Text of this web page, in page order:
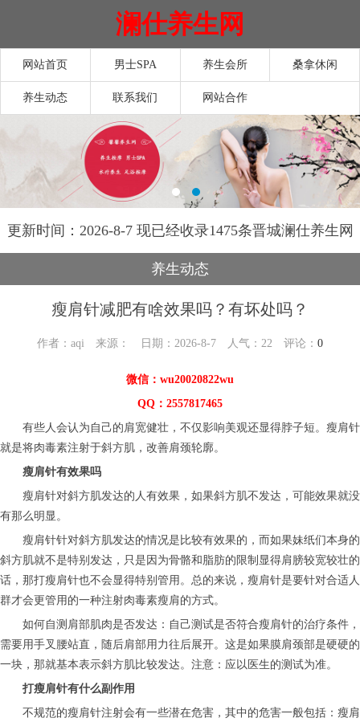
澜仕养生网
网站首页 男士SPA 养生会所 桑拿休闲
养生动态 联系我们 网站合作
更新时间：2026-8-7 现已经收录1475条晋城澜仕养生网
信息
养生动态
瘦肩针减肥有啥效果吗？有坏处吗？
作者：aqi 来源： 日期：2026-8-7 人气： 22 评论： 0
微信：wu20020822wu
QQ：2557817465
有些人会认为自己的肩宽健壮，不仅影响美观还显得脖子短。瘦肩针
就是将肉毒素注射于斜方肌，改善肩颈轮廓。
瘦肩针有效果吗
瘦肩针对斜方肌发达的人有效果，如果斜方肌不发达，可能效果就没
有那么明显。
瘦肩针针对斜方肌发达的情况是比较有效果的，而如果妹纸们本身的
斜方肌就不是特别发达，只是因为骨骼和脂肪的限制显得肩膀较宽较壮的
话，那打瘦肩针也不会显得特别管用。总的来说，瘦肩针是要针对合适人
群才会更管用的一种注射肉毒素瘦肩的方式。
如何自测肩部肌肉是否发达：自己测试是否符合瘦肩针的治疗条件，
需要用手叉腰站直，随后肩部用力往后展开。这是如果膜肩颈部是硬硬的
一块，那就基本表示斜方肌比较发达。注意：应以医生的测试为准。
打瘦肩针有什么副作用
不规范的瘦肩针注射会有一些潜在危害，其中的危害一般包括：瘦肩